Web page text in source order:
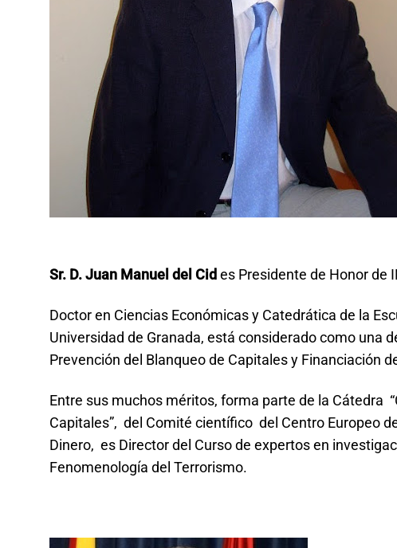
Sr. D. Juan Manuel del Cid es Presidente de Honor de
Doctor en Ciencias Económicas y Catedrática de la
Universidad de Granada, está considerado como una
Prevención del Blanqueo de Capitales y Financiación
Entre sus muchos méritos, forma parte de la Cátedra
Capitales”, del Comité científico del Centro Europeo
Dinero, es Director del Curso de expertos en
Fenomenología del Terrorismo.